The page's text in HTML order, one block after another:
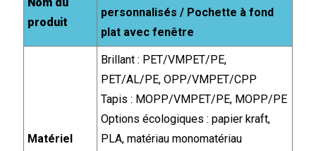
produit
personnalisés / Pochette à fond
plat avec fenêtre
Matériel
Brillant : PET/VMPET/PE,
PET/AL/PE, OPP/VMPET/CPP
Tapis : MOPP/VMPET/PE, MOPP/PE
Options écologiques : papier kraft,
PLA, matériau monomatériau